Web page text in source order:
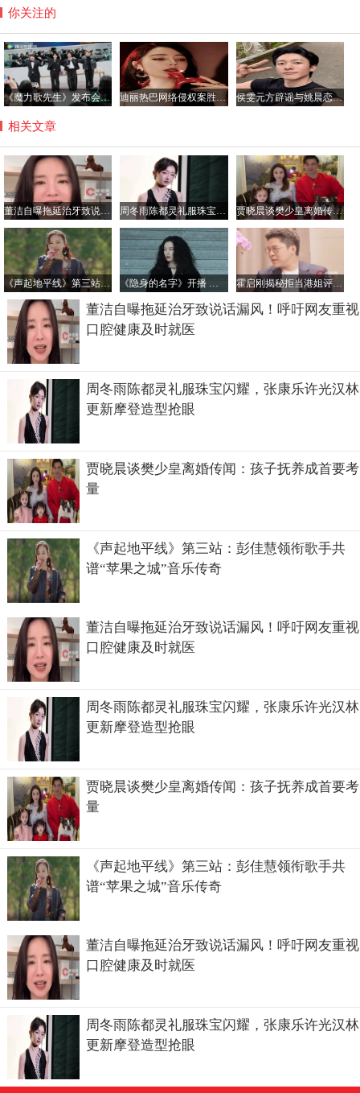
你关注的
《魔力歌先生》发布会盛况空前 大张伟张小婉直呼魔力无穷 蒋敦豪杨润泽嗨翻全场 迪丽热巴网络侵权案胜诉 获公开道歉及2050元赔偿 侯雯元方辟谣与姚晨恋情传闻：拒绝编造，抵制谣言
相关文章
董洁自曝拖延治牙致说话漏风！呼吁网友重视口腔健康及时就医 周冬雨陈都灵礼服珠宝闪耀，张康乐许光汉林更新摩登造型抢眼 贾晓晨谈樊少皇离婚传闻：孩子抚养成首要考量
《声起地平线》第三站：彭佳慧领衔歌手共谱“苹果之城”音乐传奇 《隐身的名字》开播 倪妮闫妮领衔首播遇冷后热度渐升 霍启刚揭秘拒当港姐评委内幕：母亲朱玲玲怕被比较颜值
董洁自曝拖延治牙致说话漏风！呼吁网友重视
口腔健康及时就医
周冬雨陈都灵礼服珠宝闪耀，张康乐许光汉林
更新摩登造型抢眼
贾晓晨谈樊少皇离婚传闻：孩子抚养成首要考
量
《声起地平线》第三站：彭佳慧领衔歌手共
谱“苹果之城”音乐传奇
董洁自曝拖延治牙致说话漏风！呼吁网友重视
口腔健康及时就医
周冬雨陈都灵礼服珠宝闪耀，张康乐许光汉林
更新摩登造型抢眼
贾晓晨谈樊少皇离婚传闻：孩子抚养成首要考
量
《声起地平线》第三站：彭佳慧领衔歌手共
谱“苹果之城”音乐传奇
董洁自曝拖延治牙致说话漏风！呼吁网友重视
口腔健康及时就医
周冬雨陈都灵礼服珠宝闪耀，张康乐许光汉林
更新摩登造型抢眼